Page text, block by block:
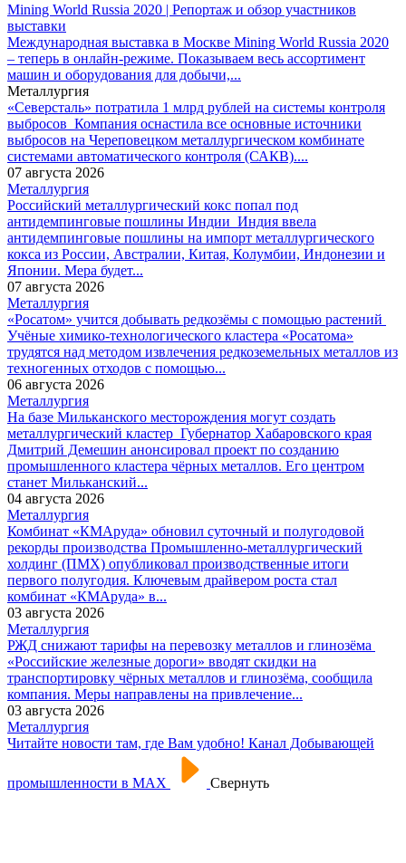
Mining World Russia 2020 | Репортаж и обзор участников
выставки
Международная выставка в Москве Mining World Russia 2020
– теперь в онлайн-режиме. Показываем весь ассортимент
машин и оборудования для добычи,...
Металлургия
«Северсталь» потратила 1 млрд рублей на системы контроля
выбросов Компания оснастила все основные источники
выбросов на Череповецком металлургическом комбинате
системами автоматического контроля (САКВ)....
07 августа 2026
Металлургия
Российский металлургический кокс попал под
антидемпинговые пошлины Индии Индия ввела
антидемпинговые пошлины на импорт металлургического
кокса из России, Австралии, Китая, Колумбии, Индонезии и
Японии. Мера будет...
07 августа 2026
Металлургия
«Росатом» учится добывать редкозёмы с помощью растений
Учёные химико-технологического кластера «Росатома»
трудятся над методом извлечения редкоземельных металлов из
техногенных отходов с помощью...
06 августа 2026
Металлургия
На базе Мильканского месторождения могут создать
металлургический кластер Губернатор Хабаровского края
Дмитрий Демешин анонсировал проект по созданию
промышленного кластера чёрных металлов. Его центром
станет Мильканский...
04 августа 2026
Металлургия
Комбинат «КМАруда» обновил суточный и полугодовой
рекорды производства Промышленно-металлургический
холдинг (ПМХ) опубликовал производственные итоги
первого полугодия. Ключевым драйвером роста стал
комбинат «КМАруда» в...
03 августа 2026
Металлургия
РЖД снижают тарифы на перевозку металлов и глинозёма
«Российские железные дороги» вводят скидки на
транспортировку чёрных металлов и глинозёма, сообщила
компания. Меры направлены на привлечение...
03 августа 2026
Металлургия
Читайте новости там, где Вам удобно! Канал Добывающей
промышленности в МАХ Свернуть